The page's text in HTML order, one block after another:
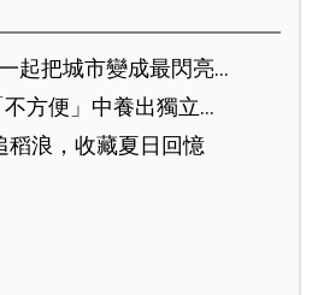
起把城市變成最閃亮
方便」中養出獨立有
稻浪，收藏夏日回憶